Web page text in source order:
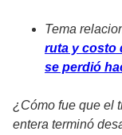
Tema
ruta y costo
se perdió
¿Cómo fue que el
entera terminó